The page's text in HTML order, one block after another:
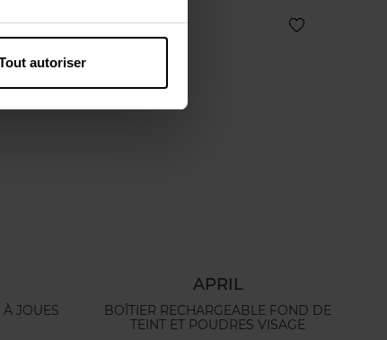
autoriser
JOUES
Vegan
APRIL
BOÎTIER RECHARGEABLE FOND DE
TEINT ET POUDRES VISAGE